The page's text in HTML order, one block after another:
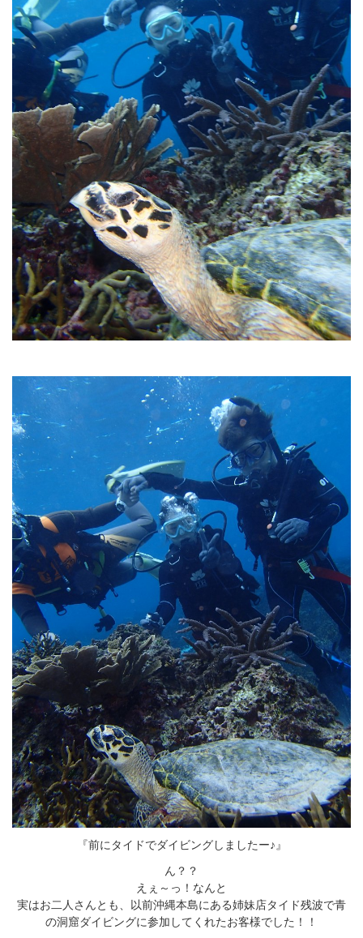
『前にタイドでダイビングしましたー♪』
ん？？
えぇ～っ！なんと
実はお二人さんとも、以前沖縄本島にある姉妹店タイド残波で青
の洞窟ダイビングに参加してくれたお客様でした！！